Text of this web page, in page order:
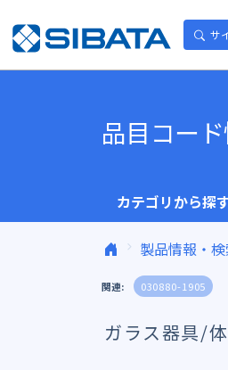
サ
品目コード
カテゴリから探
製品情報・
関連: 030880-1905
ガラス器具/